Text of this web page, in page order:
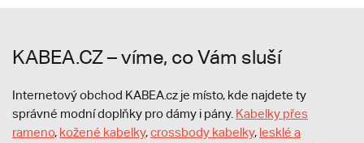
KABEA.CZ – víme, co Vám sluší
Internetový obchod KABEA.cz je místo, kde najdete ty
správné modní doplňky pro dámy i pány. Kabelky přes
rameno, kožené kabelky,crossbody kabelky, lesklé a